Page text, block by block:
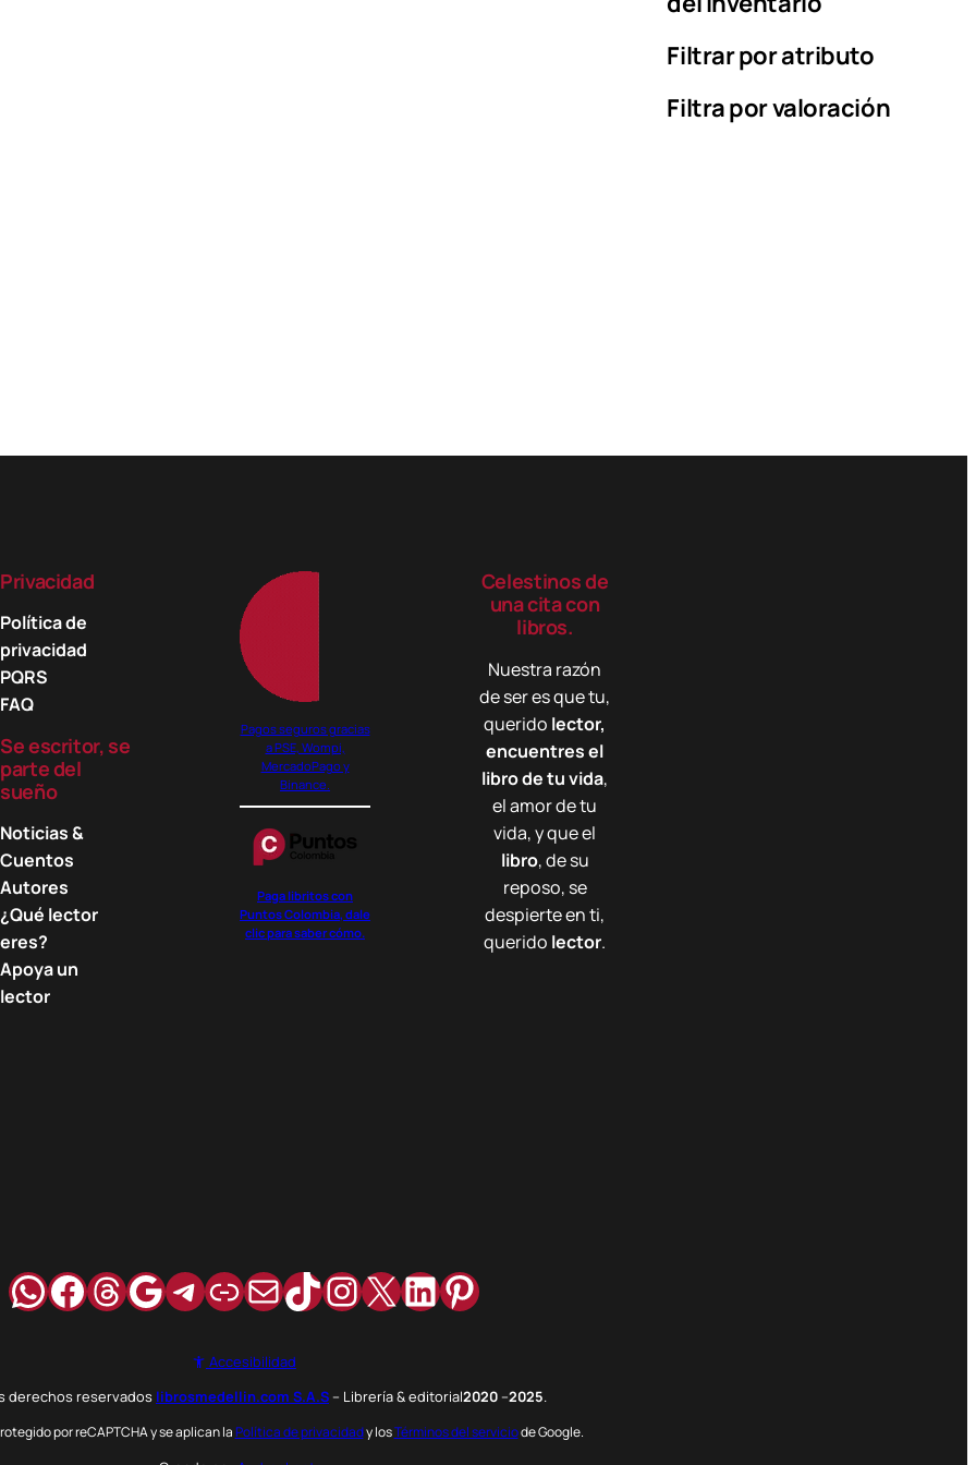
Filtrar por atributo
Filtra por valoración
Privacidad
Política de
privacidad
PQRS
FAQ
Se escritor, se
parte del
sueño
Noticias &
Cuentos
Autores
¿Qué lector
eres?
Apoya un
lector
Pagos seguros gracias
a PSE, Wompi,
MercadoPago y
Binance.
Paga libritos con
Puntos Colombia, dale
clic para saber cómo.
Celestinos de
una cita con
libros.
Nuestra razón
de ser es que tu,
querido lector,
encuentres el
libro de tu vida,
el amor de tu
vida, y que el
libro, de su
reposo, se
despierte en ti,
querido lector.
WhatsApp
Facebook
Hilos
Google
Telegram
Enlace
Correo
TikTok
Instagram
X LinkedIn
Pinterest
Accesibilidad
derechos reservados librosmedellin.com S.A.S– Librería & editorial2020–2025.
por reCAPTCHA y se aplican laPolítica de privacidady losTérminos del serviciode Google.